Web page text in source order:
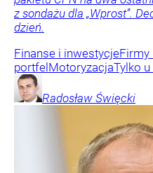
z sondażu dla „Wprost”.
dzień.
Finanse i inwestycjeFirmy
portfelMotoryzacjaTylko u
Radosław Święcki